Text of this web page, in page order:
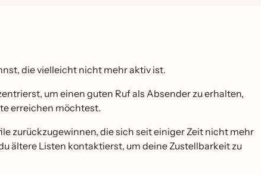
die vielleicht nicht mehr aktiv ist.
um einen guten Ruf als Absender zu erhalten,
erreichen möchtest.
zurückzugewinnen, die sich seit einiger Zeit nicht mehr
ältere Listen kontaktierst, um deine Zustellbarkeit zu